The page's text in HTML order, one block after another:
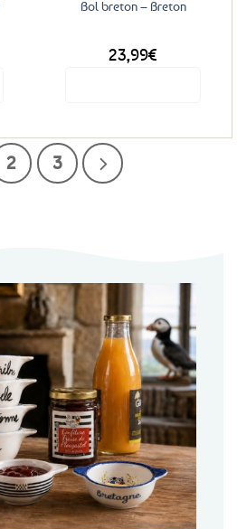
Bol breton – Breton
23,99€
2 3